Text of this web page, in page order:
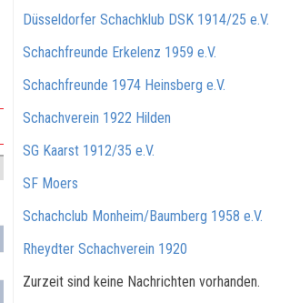
Düsseldorfer Schachklub DSK 1914/25 e.V.
Schachfreunde Erkelenz 1959 e.V.
Schachfreunde 1974 Heinsberg e.V.
Schachverein 1922 Hilden
SG Kaarst 1912/35 e.V.
SF Moers
Schachclub Monheim/Baumberg 1958 e.V.
Rheydter Schachverein 1920
Zurzeit sind keine Nachrichten vorhanden.